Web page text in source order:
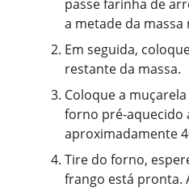
passe farinha de
a metade da massa
Em seguida,
restante da massa.
Coloque a
forno pré-aquecido
aproximadamente
Tire do forno,
frango está pronta.